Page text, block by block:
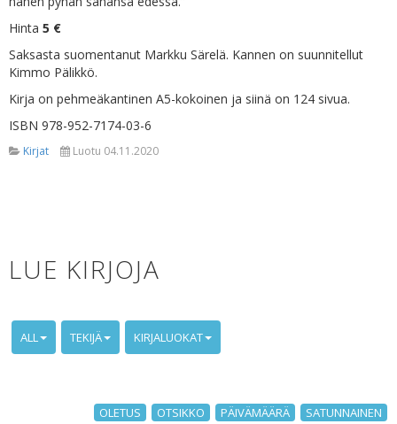
Hinta 5 €
Saksasta suomentanut Markku Särelä. Kannen on suunnitellut
Kimmo Pälikkö.
Kirja on pehmeäkantinen A5-kokoinen ja siinä on 124 sivua.
ISBN 978-952-7174-03-6
Kirjat Luotu 04.11.2020
LUE KIRJOJA
ALL TEKIJÄ KIRJALUOKAT
OLETUS OTSIKKO PÄIVÄMÄÄRÄ SATUNNAINEN